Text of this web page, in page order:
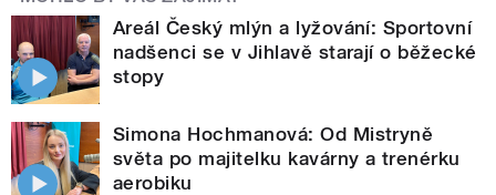
Areál Český mlýn a lyžování: Sportovní
nadšenci se v Jihlavě starají o běžecké
stopy
Simona Hochmanová: Od Mistryně
světa po majitelku kavárny a trenérku
aerobiku